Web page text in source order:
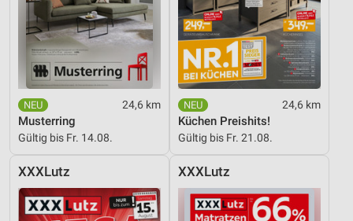
24,6 km
Musterring
Gültig bis Fr. 14.08.
24,6 km
Küchen Preishits!
Gültig bis Fr. 21.08.
XXXLutz XXXLutz